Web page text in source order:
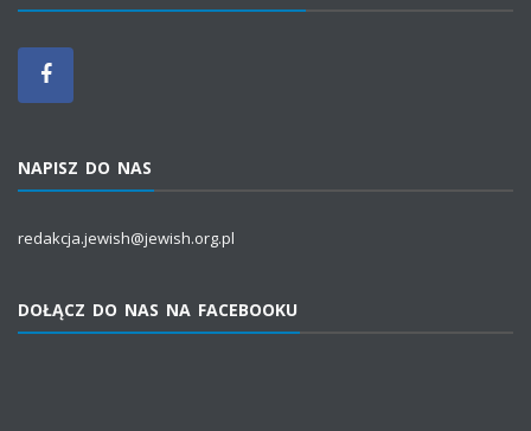
NAPISZ DO NAS
redakcja.jewish@jewish.org.pl
DOŁĄCZ DO NAS NA FACEBOOKU